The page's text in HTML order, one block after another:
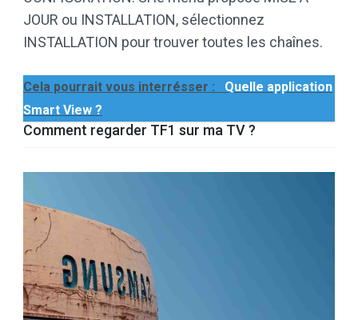
JOUR ou INSTALLATION, sélectionnez
INSTALLATION pour trouver toutes les chaînes.
Cela pourrait vous interrésser :
Quelle application
Smart View ?
Comment regarder TF1 sur ma TV ?